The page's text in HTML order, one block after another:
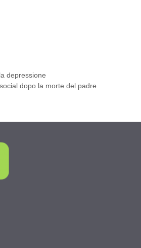
depressione
dopo la morte del padre